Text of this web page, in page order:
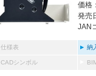
価格
発売
JAN
仕様表 納
CADシンボル